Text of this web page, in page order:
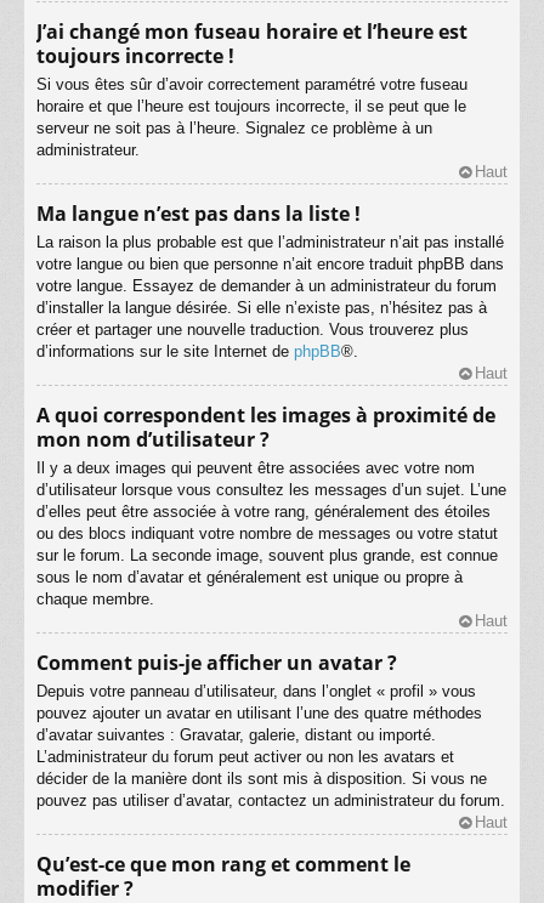
J’ai changé mon fuseau horaire et l’heure est
toujours incorrecte !
Si vous êtes sûr d’avoir correctement paramétré votre fuseau
horaire et que l’heure est toujours incorrecte, il se peut que le
serveur ne soit pas à l’heure. Signalez ce problème à un
administrateur.
Haut
Ma langue n’est pas dans la liste !
La raison la plus probable est que l’administrateur n’ait pas installé
votre langue ou bien que personne n’ait encore traduit phpBB dans
votre langue. Essayez de demander à un administrateur du forum
d’installer la langue désirée. Si elle n’existe pas, n’hésitez pas à
créer et partager une nouvelle traduction. Vous trouverez plus
d’informations sur le site Internet de phpBB®.
Haut
A quoi correspondent les images à proximité de
mon nom d’utilisateur ?
Il y a deux images qui peuvent être associées avec votre nom
d’utilisateur lorsque vous consultez les messages d’un sujet. L’une
d’elles peut être associée à votre rang, généralement des étoiles
ou des blocs indiquant votre nombre de messages ou votre statut
sur le forum. La seconde image, souvent plus grande, est connue
sous le nom d’avatar et généralement est unique ou propre à
chaque membre.
Haut
Comment puis-je afficher un avatar ?
Depuis votre panneau d’utilisateur, dans l’onglet « profil » vous
pouvez ajouter un avatar en utilisant l’une des quatre méthodes
d’avatar suivantes : Gravatar, galerie, distant ou importé.
L’administrateur du forum peut activer ou non les avatars et
décider de la manière dont ils sont mis à disposition. Si vous ne
pouvez pas utiliser d’avatar, contactez un administrateur du forum.
Haut
Qu’est-ce que mon rang et comment le
modifier ?